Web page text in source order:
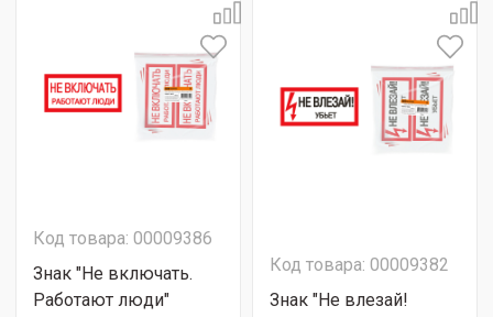
Код товара: 00009386
Знак "Не включать.
Работают люди"
Код товара: 00009382
Знак "Не влезай!